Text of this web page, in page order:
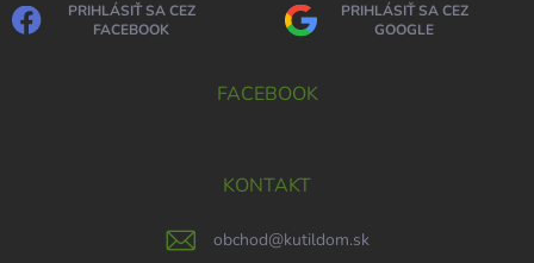
PRIHLÁSIŤ SA CEZ
FACEBOOK
PRIHLÁSIŤ SA CEZ
GOOGLE
FACEBOOK
KONTAKT
obchod@kutildom.sk